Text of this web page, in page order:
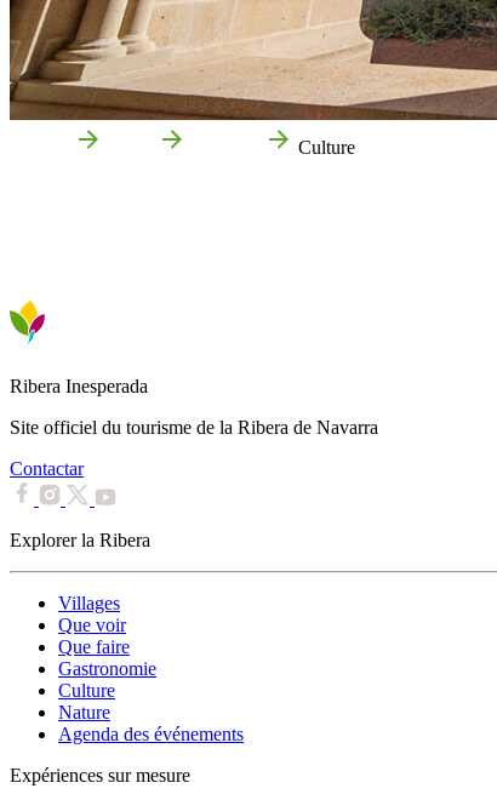
Culture
Ribera Inesperada
Site officiel du tourisme de la Ribera de Navarra
Contactar
Explorer la Ribera
Villages
Que voir
Que faire
Gastronomie
Culture
Nature
Agenda des événements
Expériences sur mesure